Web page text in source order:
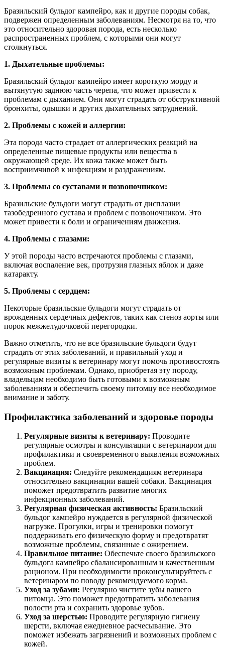
Бразильский бульдог кампейро, как и другие породы собак,
подвержен определенным заболеваниям. Несмотря на то, что
это относительно здоровая порода, есть несколько
распространенных проблем, с которыми они могут
столкнуться.
1. Дыхательные проблемы:
Бразильский бульдог кампейро имеет короткую морду и
вытянутую заднюю часть черепа, что может привести к
проблемам с дыханием. Они могут страдать от обструктивной
бронхиты, одышки и других дыхательных затруднений.
2. Проблемы с кожей и аллергии:
Эта порода часто страдает от аллергических реакций на
определенные пищевые продукты или вещества в
окружающей среде. Их кожа также может быть
восприимчивой к инфекциям и раздражениям.
3. Проблемы со суставами и позвоночником:
Бразильские бульдоги могут страдать от дисплазии
тазобедренного сустава и проблем с позвоночником. Это
может привести к боли и ограничениям движения.
4. Проблемы с глазами:
У этой породы часто встречаются проблемы с глазами,
включая воспаление век, протрузия глазных яблок и даже
катаракту.
5. Проблемы с сердцем:
Некоторые бразильские бульдоги могут страдать от
врожденных сердечных дефектов, таких как стеноз аорты или
порок межжелудочковой перегородки.
Важно отметить, что не все бразильские бульдоги будут
страдать от этих заболеваний, и правильный уход и
регулярные визиты к ветеринару могут помочь противостоять
возможным проблемам. Однако, приобретая эту породу,
владельцам необходимо быть готовыми к возможным
заболеваниям и обеспечить своему питомцу все необходимое
внимание и заботу.
Профилактика заболеваний и здоровье породы
Регулярные визиты к ветеринару: Проводите
регулярные осмотры и консультации с ветеринаром для
профилактики и своевременного выявления возможных
проблем.
Вакцинация: Следуйте рекомендациям ветеринара
относительно вакцинации вашей собаки. Вакцинация
поможет предотвратить развитие многих
инфекционных заболеваний.
Регулярная физическая активность: Бразильский
бульдог кампейро нуждается в регулярной физической
нагрузке. Прогулки, игры и тренировки помогут
поддерживать его физическую форму и предотвратят
возможные проблемы, связанные с ожирением.
Правильное питание: Обеспечьте своего бразильского
бульдога кампейро сбалансированным и качественным
рационом. При необходимости проконсультируйтесь с
ветеринаром по поводу рекомендуемого корма.
Уход за зубами: Регулярно чистите зубы вашего
питомца. Это поможет предотвратить заболевания
полости рта и сохранить здоровье зубов.
Уход за шерстью: Проводите регулярную гигиену
шерсти, включая ежедневное расчесывание. Это
поможет избежать загрязнений и возможных проблем с
кожей.